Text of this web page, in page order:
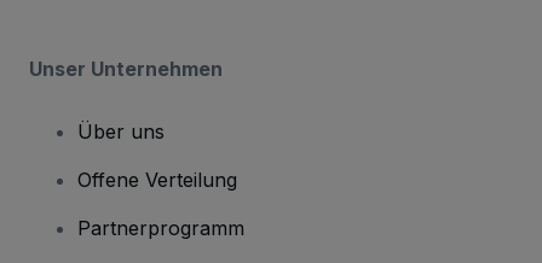
Unser Unternehmen
Über uns
Offene Verteilung
Partnerprogramm